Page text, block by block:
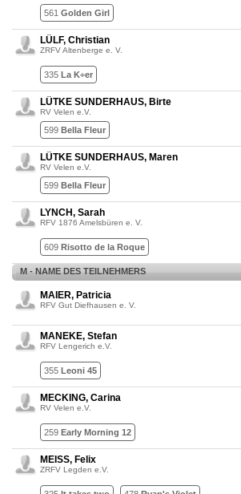
561 Golden Girl
LÜLF, Christian
ZRFV Altenberge e. V.
335 La K÷er
LÜTKE SUNDERHAUS, Birte
RV Velen e.V.
599 Bella Fleur
LÜTKE SUNDERHAUS, Maren
RV Velen e.V.
599 Bella Fleur
LYNCH, Sarah
RFV 1876 Amelsbüren e. V.
609 Risotto de la Roque
M - NAME DES TEILNEHMERS
MAIER, Patricia
RFV Gut Diefhausen e. V.
MANEKE, Stefan
RFV Lengerich e.V.
355 Leoni 45
MECKING, Carina
RV Velen e.V.
259 Early Morning 12
MEISS, Felix
ZRFV Legden e.V.